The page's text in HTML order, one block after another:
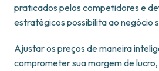
praticados pelos competidores e
estratégicos possibilita ao negócio
Ajustar os preços de maneira
comprometer sua margem de